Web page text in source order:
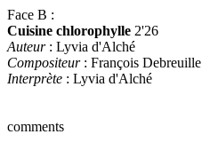
Face B :
Cuisine chlorophylle 2'26
Auteur: Lyvia d'Alché
Compositeur: François Debreuille
Interprète : Lyvia d'Alché
comments